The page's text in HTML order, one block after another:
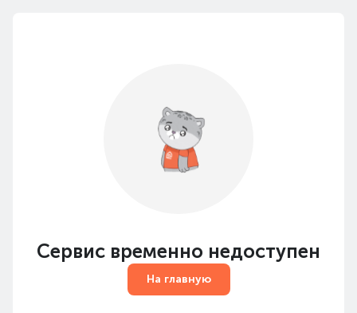
Сервис временно недоступен
На главную